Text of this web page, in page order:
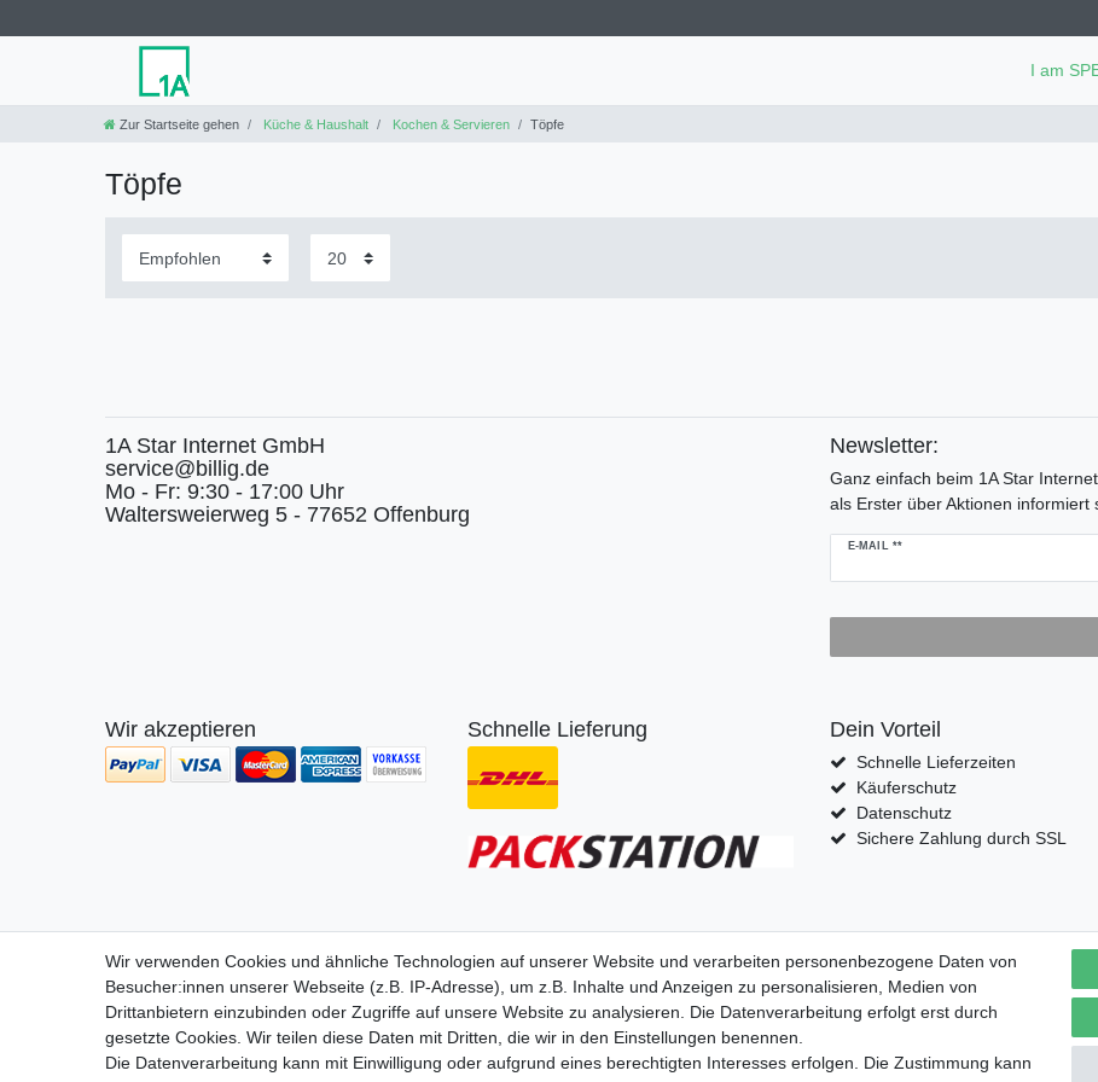
I am
Zur Startseite gehen Küche & Haushalt Kochen & Servieren Töpfe
Töpfe
1A Star Internet GmbH
service@billig.de
Mo - Fr: 9:30 - 17:00 Uhr
Waltersweierweg 5 - 77652 Offenburg
Newsletter:
Ganz einfach beim 1A Star
als Erster über Aktionen informiert
E-MAIL **
Newsletter
Wir akzeptieren Schnelle Lieferung
Wir liefern nach
Dein Vorteil
Schnelle Lieferzeiten
Käuferschutz
Datenschutz
Sichere Zahlung durch SSL
Wir verwenden Cookies und ähnliche Technologien auf unserer Website und verarbeiten personenbezogene Daten von
Besucher:innen unserer Webseite (z.B. IP-Adresse), um z.B. Inhalte und Anzeigen zu personalisieren, Medien von
Drittanbietern einzubinden oder Zugriffe auf unsere Website zu analysieren. Die Datenverarbeitung erfolgt erst durch
gesetzte Cookies. Wir teilen diese Daten mit Dritten, die wir in den Einstellungen benennen.
Die Datenverarbeitung kann mit Einwilligung oder aufgrund eines berechtigten Interesses erfolgen. Die Zustimmung kann